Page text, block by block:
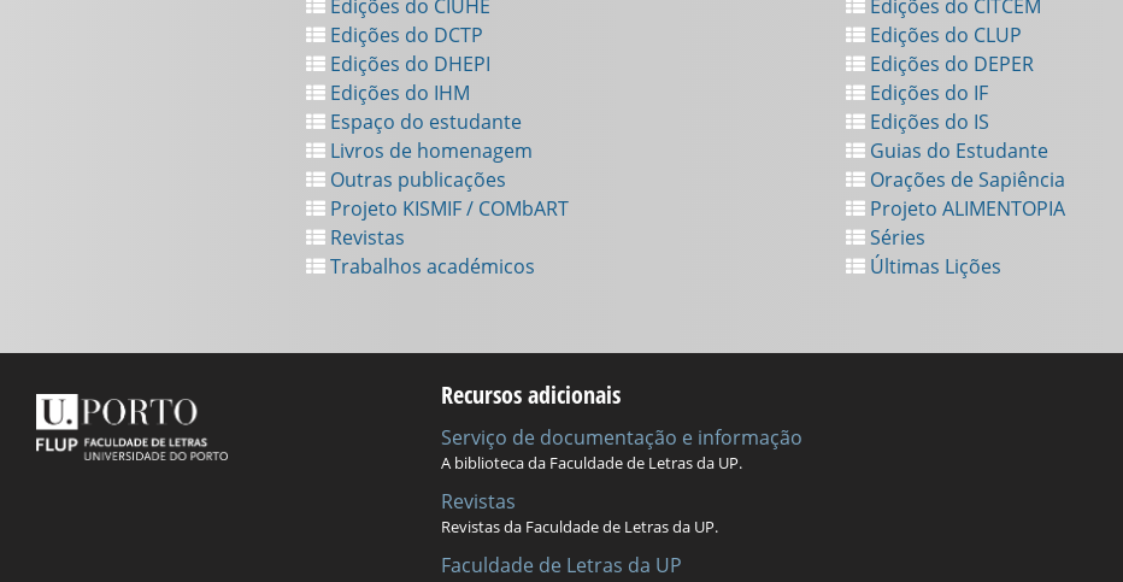
Edições do CIUHE
Edições do DCTP
Edições do DHEPI
Edições do IHM
Espaço do estudante
Livros de homenagem
Outras publicações
Projeto KISMIF / COMbART
Revistas
Trabalhos académicos
Edições do CITCEM
Edições do CLUP
Edições do DEPER
Edições do IF
Edições do IS
Guias do Estudante
Orações de Sapiência
Projeto ALIMENTOPIA
Séries
Últimas Lições
Recursos adicionais
Serviço de documentação e informação
A biblioteca da Faculdade de Letras da UP.
Revistas
Revistas da Faculdade de Letras da UP.
Faculdade de Letras da UP